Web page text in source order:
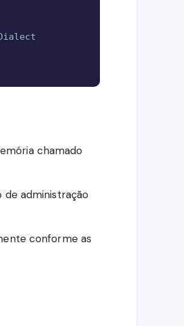
chamado
administração
conforme as